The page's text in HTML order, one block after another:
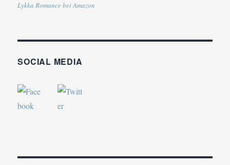
Lykka Romance bei Amazon
SOCIAL MEDIA